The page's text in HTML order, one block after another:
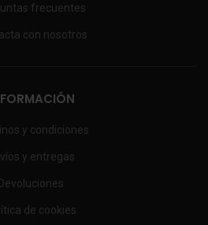
frecuentes
con nosotros
y condiciones
y entregas
Devoluciones
de cookies